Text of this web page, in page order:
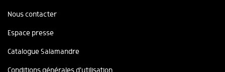
Nous contacter
Espace presse
Catalogue Salamandre